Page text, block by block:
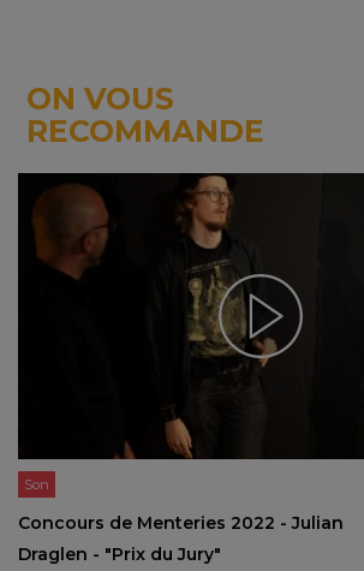
ON VOUS
RECOMMANDE
Son
Concours de Menteries 2022 - Julian
Draglen - "Prix du Jury"